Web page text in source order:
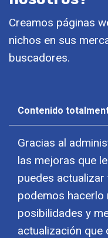
Creamos páginas
nichos en sus
buscadores.
Contenido
Gracias al
las mejoras que
puedes
podemos hacerlo
posibilidades y
actualización